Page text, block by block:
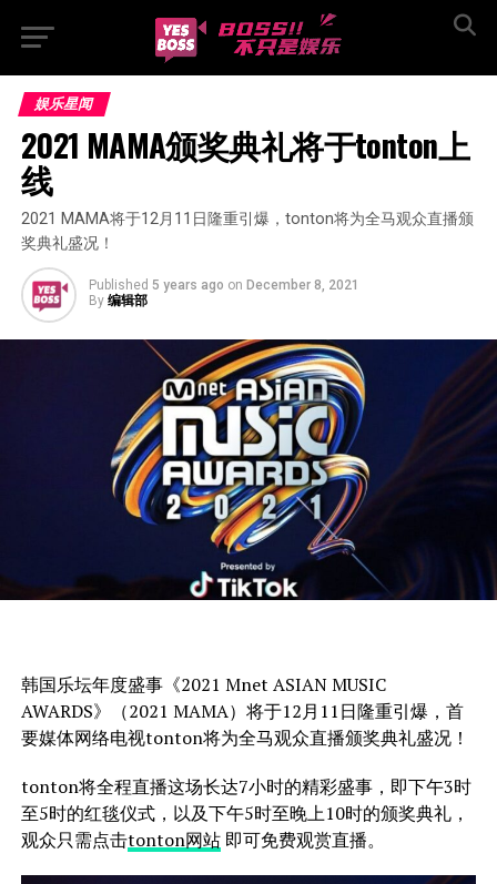
娱乐星闻
2021 MAMA颁奖典礼将于tonton上
线
2021 MAMA将于12月11日隆重引爆，tonton将为全马观众直播颁
奖典礼盛况！
Published 5 years ago on December 8, 2021
By 编辑部
韩国乐坛年度盛事《2021 Mnet ASIAN MUSIC
AWARDS》（2021 MAMA）将于12月11日隆重引爆，首
要媒体网络电视tonton将为全马观众直播颁奖典礼盛况！
tonton将全程直播这场长达7小时的精彩盛事，即下午3时
至5时的红毯仪式，以及下午5时至晚上10时的颁奖典礼，
观众只需点击tonton网站即可免费观赏直播。